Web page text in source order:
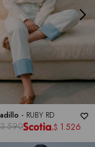
- RUBY RD
3.590 $ 1.526